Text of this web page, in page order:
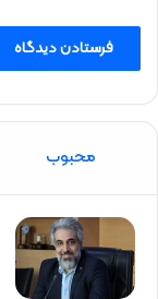
محبوب